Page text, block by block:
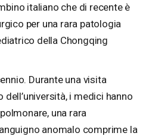
italiano che di recente è
per una rara patologia
della Chongqing
Durante una visita
i medici hanno
una rara
anomalo comprime la